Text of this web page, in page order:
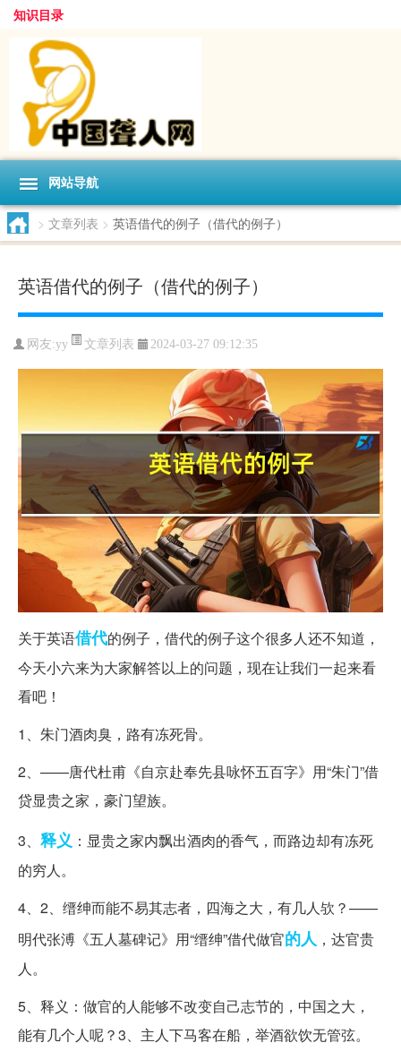
知识目录
网站导航
> 文章列表 > 英语借代的例子（借代的例子）
英语借代的例子（借代的例子）
网友:yy 文章列表 2024-03-27 09:12:35
关于英语借代的例子，借代的例子这个很多人还不知道，
今天小六来为大家解答以上的问题，现在让我们一起来看
看吧！
1、朱门酒肉臭，路有冻死骨。
2、——唐代杜甫《自京赴奉先县咏怀五百字》用“朱门”借
贷显贵之家，豪门望族。
3、 释义 ：显贵之家内飘出酒肉的香气，而路边却有冻死
的穷人。
4、2、缙绅而能不易其志者，四海之大，有几人欤？——
明代张溥《五人墓碑记》用“缙绅”借代做官的人 ，达官贵
人。
5、释义：做官的人能够不改变自己志节的，中国之大，
能有几个人呢？3、主人下马客在船，举酒欲饮无管弦。